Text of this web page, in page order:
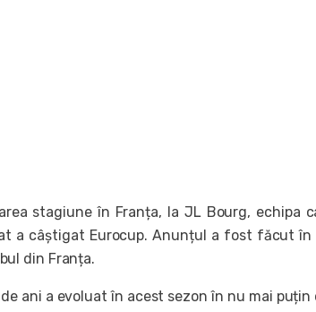
stagiune în Franța, la JL Bourg, echipa
a câștigat Eurocup. Anunțul a fost făcut în
din Franța.
ani a evoluat în acest sezon în nu mai puțin